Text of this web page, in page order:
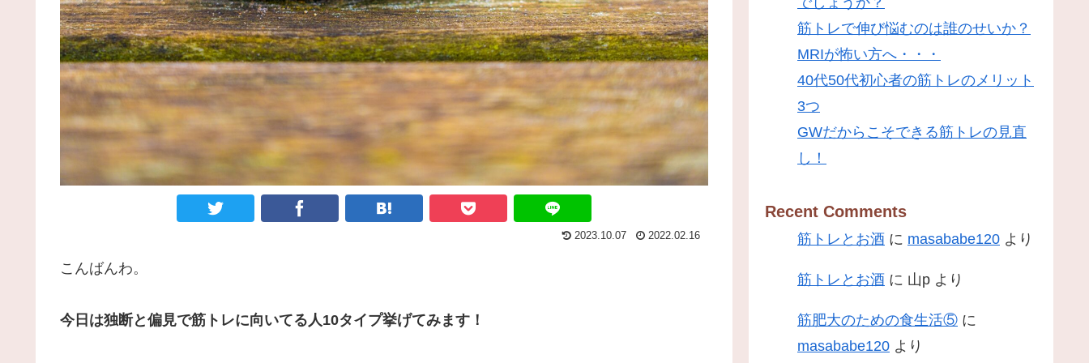
2023.10.07 2022.02.16
こんばんわ。
今日は独断と偏見で筋トレに向いてる人10タイプ挙げてみます！
筋トレで伸び悩むのは誰のせいか？
MRIが怖い方へ・・・
40代50代初心者の筋トレのメリット
3つ
GWだからこそできる筋トレの見直
し！
Recent Comments
筋トレとお酒 に masababe120 より
筋トレとお酒 に 山p より
筋肥大のための食生活⑤ に
masababe120 より